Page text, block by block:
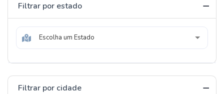
Filtrar por estado
Escolha um Estado
Filtrar por cidade